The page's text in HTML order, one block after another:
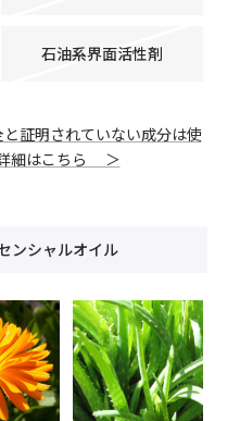
石油系界面活性剤
証明されていない成分は使
細はこちら ＞
ンシャルオイル